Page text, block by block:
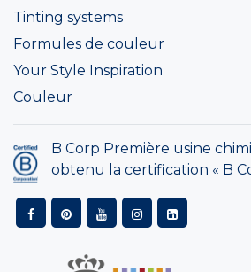
Tinting systems
Formules de couleur
Your Style Inspiration
Couleur
B Corp Première usine
obtenu la certification « B